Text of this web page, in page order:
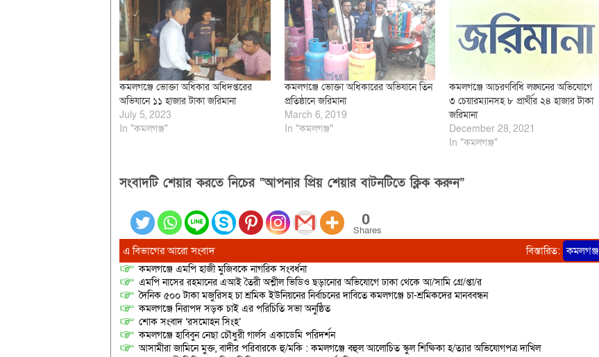
কমলগঞ্জে ভোক্তা অধিকার অধিদপ্তরের
অভিযানে ১১ হাজার টাকা জরিমানা
July 5, 2023
In "কমলগঞ্জ"
কমলগঞ্জে ভোক্তা অধিকারের অভিযানে তিন
প্রতিষ্ঠানে জরিমানা
March 6, 2019
In "কমলগঞ্জ"
কমলগঞ্জে আচরণবিধি লঙ্ঘনের অভিযোগে
৩ চেয়ারম্যানসহ ৮ প্রার্থীর ২৪ হাজার টাকা
জরিমানা
December 28, 2021
In "কমলগঞ্জ"
সংবাদটি শেয়ার করতে নিচের “আপনার প্রিয় শেয়ার বাটনটিতে ক্লিক করুন”
0
Shares
এ বিভাগের আরো সংবাদ বিস্তারিত: কমলগঞ্জ
কমলগঞ্জে এমপি হাজী মুজিবকে নাগরিক সংবর্ধনা
এমপি নাসের রহমানের এআই তৈরী অশ্লীল ভিডিও ছড়ানোর অভিযোগে ঢাকা থেকে আ/সামি গ্রে/প্তা/র
দৈনিক ৫০০ টাকা মজুরিসহ চা শ্রমিক ইউনিয়নের নির্বাচনের দাবিতে কমলগঞ্জে চা-শ্রমিকদের মানববন্ধন
কমলগঞ্জে নিরাপদ সড়ক চাই এর পরিচিতি সভা অনুষ্ঠিত
শোক সংবাদ ‘রসমোহন সিংহ’
কমলগঞ্জে হাবিবুন নেছা চৌধুরী গার্লস একাডেমি পরিদর্শন
আসামীরা জামিনে মুক্ত, বাদীর পরিবারকে হু/মকি : কমলগঞ্জে বহুল আলোচিত স্কুল শিক্ষিকা হ/ত্যার অভিযোগপত্র দাখিল